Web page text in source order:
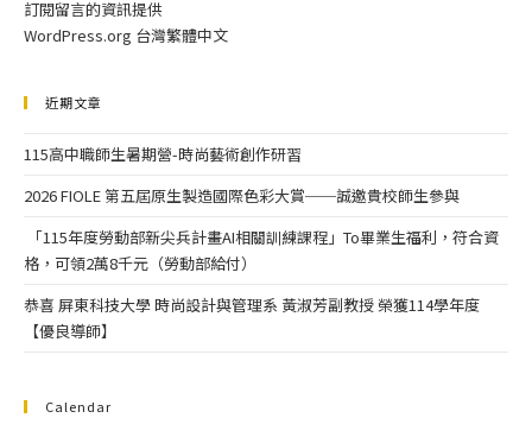
訂閱留言的資訊提供
WordPress.org 台灣繁體中文
近期文章
115高中職師生暑期營-時尚藝術創作研習
2026 FIOLE 第五屆原生製造國際色彩大賞──誠邀貴校師生參與
「115年度勞動部新尖兵計畫AI相關訓練課程」To畢業生福利，符合資
格，可領2萬8千元（勞動部給付）
恭喜 屏東科技大學 時尚設計與管理系 黃淑芳副教授 榮獲114學年度
【優良導師】
Calendar